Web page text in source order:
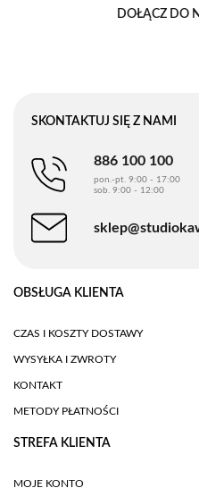
DOŁĄCZ DO
SKONTAKTUJ SIĘ Z NAMI
886 100 100
pon.-pt. 9:00 - 17:00
sob. 9:00 - 12:00
OBSŁUGA KLIENTA
CZAS I KOSZTY DOSTAWY
WYSYŁKA I ZWROTY
KONTAKT
METODY PŁATNOŚCI
STREFA KLIENTA
MOJE KONTO